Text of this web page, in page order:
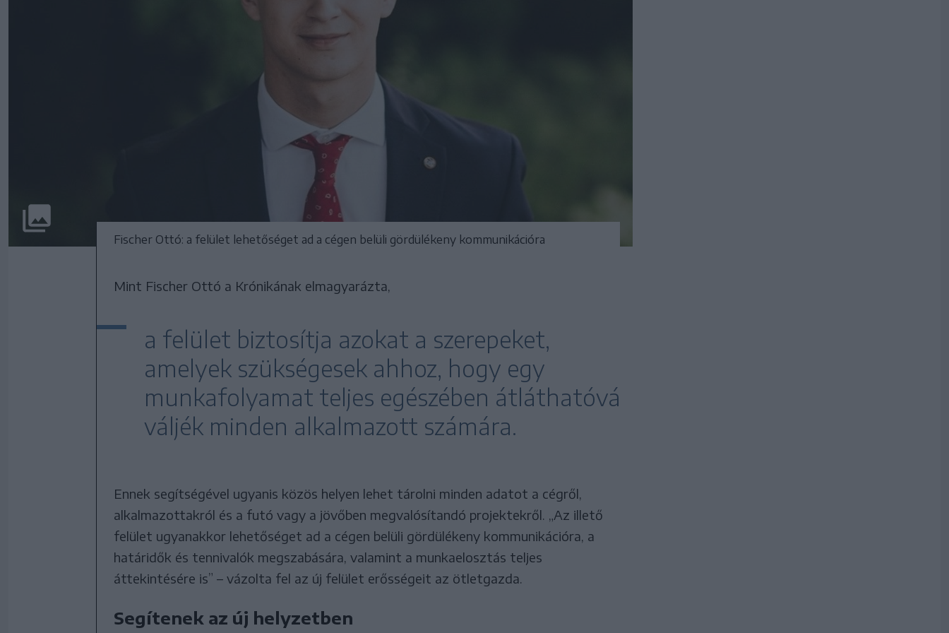
Fischer Ottó: a felület lehetőséget ad a cégen belüli gördülékeny kommunikációra
Mint Fischer Ottó a Krónikának elmagyarázta,
a felület biztosítja azokat a szerepeket,
amelyek szükségesek ahhoz, hogy egy
munkafolyamat teljes egészében átláthatóvá
váljék minden alkalmazott számára.
Ennek segítségével ugyanis közös helyen lehet tárolni minden adatot a cégről,
alkalmazottakról és a futó vagy a jövőben megvalósítandó projektekről. „Az illető
felület ugyanakkor lehetőséget ad a cégen belüli gördülékeny kommunikációra, a
határidők és tennivalók megszabására, valamint a munkaelosztás teljes
áttekintésére is” – vázolta fel az új felület erősségeit az ötletgazda.
Segítenek az új helyzetben